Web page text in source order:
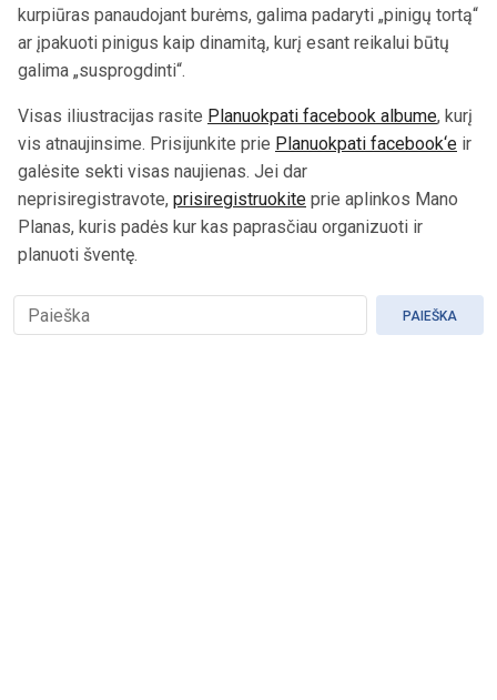
kurpiūras panaudojant burėms, galima padaryti „pinigų tortą“
ar įpakuoti pinigus kaip dinamitą, kurį esant reikalui būtų
galima „susprogdinti“.
Visas iliustracijas rasite Planuokpati facebook albume, kurį
vis atnaujinsime. Prisijunkite prie Planuokpati facebook‘e ir
galėsite sekti visas naujienas. Jei dar
neprisiregistravote, prisiregistruokite prie aplinkos Mano
Planas, kuris padės kur kas paprasčiau organizuoti ir
planuoti šventę.
PAIEŠKA